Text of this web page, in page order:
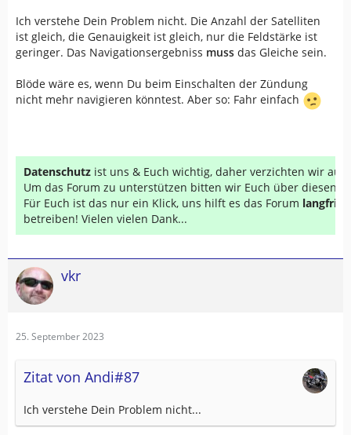
Ich verstehe Dein Problem nicht. Die Anzahl der Satelliten
ist gleich, die Genauigkeit ist gleich, nur die Feldstärke ist
geringer. Das Navigationsergebniss muss das Gleiche sein.
Blöde wäre es, wenn Du beim Einschalten der Zündung
nicht mehr navigieren könntest. Aber so: Fahr einfach
Datenschutz ist uns & Euch wichtig, daher verzichten wir auf
Um das Forum zu unterstützen bitten wir Euch über diesen
Für Euch ist das nur ein Klick, uns hilft es das Forum
betreiben! Vielen vielen Dank...
vkr
25. September 2023
Zitat von Andi#87
Ich verstehe Dein Problem nicht...